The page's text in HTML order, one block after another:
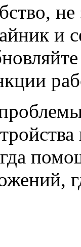
не
и